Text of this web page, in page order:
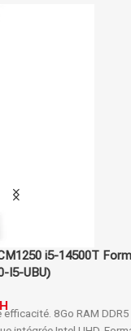
Station de travail HP